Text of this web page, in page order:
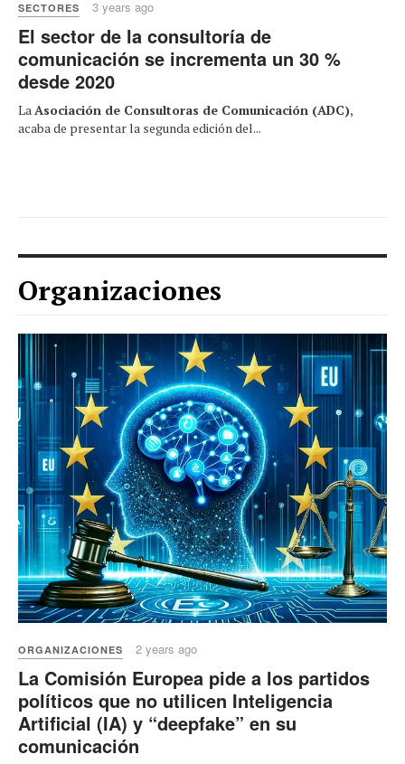
SECTORES 3 years ago
El sector de la consultoría de
comunicación se incrementa un 30 %
desde 2020
LaAsociación de Consultoras de Comunicación (ADC),
acaba de presentar la segunda edición del...
Organizaciones
ORGANIZACIONES 2 years ago
La Comisión Europea pide a los partidos
políticos que no utilicen Inteligencia
Artificial (IA) y “deepfake” en su
comunicación